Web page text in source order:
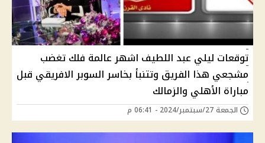
توقعات ليلي عبد اللطيف اشهر عالمة فلك تغضب
مشجعي هذا الفريق وتتنبأ بخاسر السوبر الافريقي قبل
مباراة الأهلي والزمالك
الجمعة 27/سبتمبر/2024 - 06:41 م